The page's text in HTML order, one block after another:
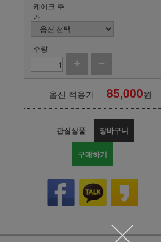
케이크 추
가
수량
옵션 적용가 85,000원
관심상품 장바구니
구매하기